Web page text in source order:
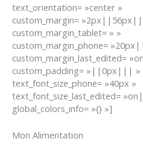
text_orientation= »center »
custom_margin=
custom_margin_tablet= » »
custom_margin_phone=
custom_margin_last_edited=
custom_padding= »||0px||| »
text_font_size_phone= »40px »
text_font_size_last_edited=
global_colors_info= »{} »]
Mon Alimentation